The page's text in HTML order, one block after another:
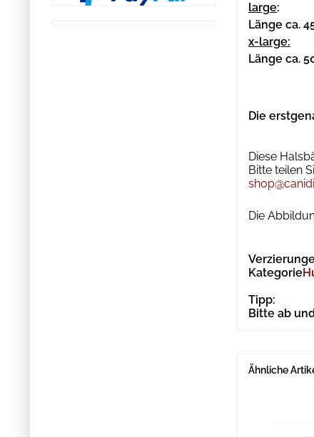
large:
Länge ca.
x-large:
Länge ca.
Die
Diese
Bitte teilen
Die
Kategorie
Tipp:
Bitte ab
Ähnliche